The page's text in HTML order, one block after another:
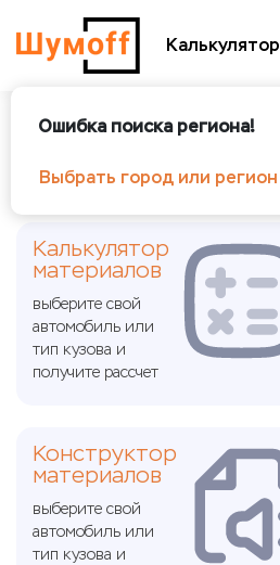
Калькулятор
Ошибка поиска региона!
Выбрать город или регион
Калькулятор
материалов
выберите свой
автомобиль или
тип кузова и
получите рассчет
Конструктор
материалов
выберите свой
автомобиль или
тип кузова и